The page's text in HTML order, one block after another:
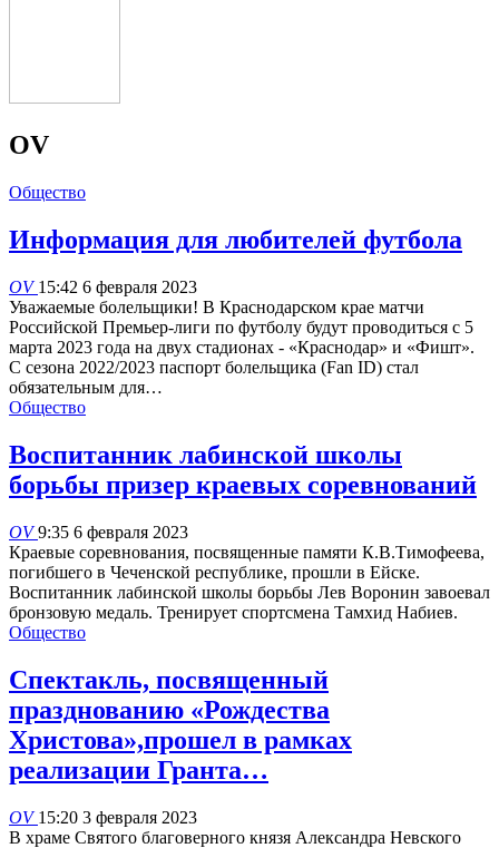
OV
Общество
Информация для любителей футбола
OV15:42 6 февраля 2023
Уважаемые болельщики! В Краснодарском крае матчи
Российской Премьер-лиги по футболу будут проводиться с 5
марта 2023 года на двух стадионах - «Краснодар» и «Фишт».
С сезона 2022/2023 паспорт болельщика (Fan ID) стал
обязательным для…
Общество
Воспитанник лабинской школы
борьбы призер краевых соревнований
OV9:35 6 февраля 2023
Краевые соревнования, посвященные памяти К.В.Тимофеева,
погибшего в Чеченской республике, прошли в Ейске.
Воспитанник лабинской школы борьбы Лев Воронин завоевал
бронзовую медаль. Тренирует спортсмена Тамхид Набиев.
Общество
Спектакль, посвященный
празднованию «Рождества
Христова»,прошел в рамках
реализации Гранта…
OV15:20 3 февраля 2023
В храме Святого благоверного князя Александра Невского